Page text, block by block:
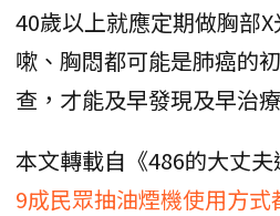
40歲以上就應定期做胸部
嗽、胸悶都可能是肺癌的
查，才能及早發現及早治療
本文轉載自《486的大丈夫
9成民眾抽油煙機使用方